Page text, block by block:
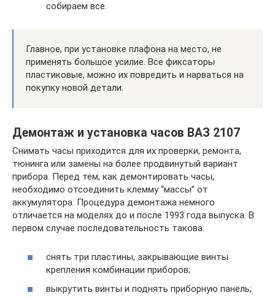
собираем все.
Главное, при установке плафона на место, не
применять большое усилие. Все фиксаторы
пластиковые, можно их повредить и нарваться на
покупку новой детали.
Демонтаж и установка часов ВАЗ 2107
Снимать часы приходится для их проверки, ремонта,
тюнинга или замены на более продвинутый вариант
прибора. Перед тем, как демонтировать часы,
необходимо отсоединить клемму “массы” от
аккумулятора. Процедура демонтажа немного
отличается на моделях до и после 1993 года выпуска. В
первом случае последовательность такова:
снять три пластины, закрывающие винты
крепления комбинации приборов;
выкрутить винты и поднять приборную панель;